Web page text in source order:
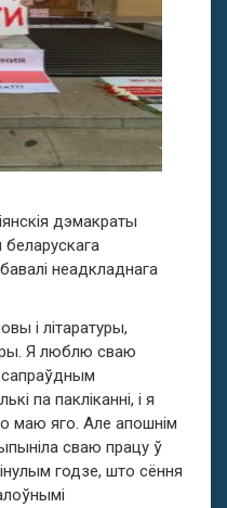
дэмакраты
неадкладнага
і літаратуры,
Я люблю сваю
па пакліканні, і я
маю яго. Але апошнім
сваю працу ў
годзе, што сёння